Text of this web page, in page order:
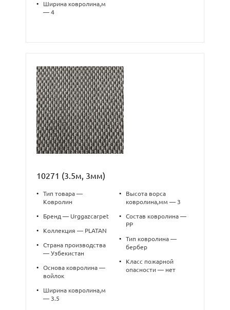
•
Ширина ковролина,м
— 4
10271 (3.5м, 3мм)
•
Тип товара —
Ковролин
• Бренд — Urggazcarpet
• Коллекция — PLATAN
•
Страна производства
— Узбекистан
•
Основа ковролина —
войлок
•
Ширина ковролина,м
— 3.5
•
Высота ворса
ковролина,мм — 3
•
Состав ковролина —
PP
•
Тип ковролина —
бербер
•
Класс пожарной
опасности — нет